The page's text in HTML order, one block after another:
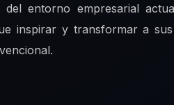
entorno empresarial
inspirar y transformar a